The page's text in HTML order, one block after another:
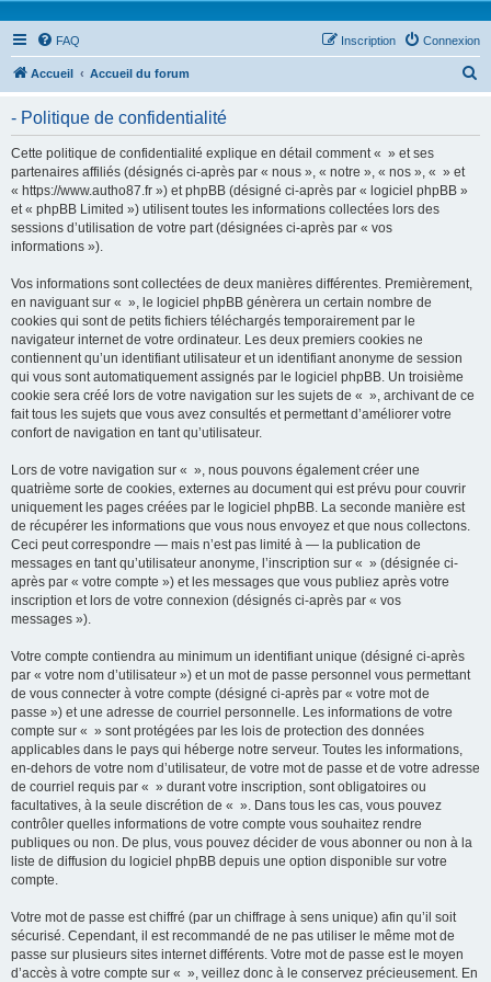
FAQ Connexion
Inscription
Accueil Accueil du forum
- Politique de confidentialité
Cette politique de confidentialité explique en détail comment « » et ses
partenaires affiliés (désignés ci-après par « nous », « notre », « nos », « » et
« https://www.autho87.fr ») et phpBB (désigné ci-après par « logiciel phpBB »
et « phpBB Limited ») utilisent toutes les informations collectées lors des
sessions d’utilisation de votre part (désignées ci-après par « vos
informations »).
Vos informations sont collectées de deux manières différentes. Premièrement,
en naviguant sur « », le logiciel phpBB génèrera un certain nombre de
cookies qui sont de petits fichiers téléchargés temporairement par le
navigateur internet de votre ordinateur. Les deux premiers cookies ne
contiennent qu’un identifiant utilisateur et un identifiant anonyme de session
qui vous sont automatiquement assignés par le logiciel phpBB. Un troisième
cookie sera créé lors de votre navigation sur les sujets de « », archivant de ce
fait tous les sujets que vous avez consultés et permettant d’améliorer votre
confort de navigation en tant qu’utilisateur.
Lors de votre navigation sur « », nous pouvons également créer une
quatrième sorte de cookies, externes au document qui est prévu pour couvrir
uniquement les pages créées par le logiciel phpBB. La seconde manière est
de récupérer les informations que vous nous envoyez et que nous collectons.
Ceci peut correspondre — mais n’est pas limité à — la publication de
messages en tant qu’utilisateur anonyme, l’inscription sur « » (désignée ci-
après par « votre compte ») et les messages que vous publiez après votre
inscription et lors de votre connexion (désignés ci-après par « vos
messages »).
Votre compte contiendra au minimum un identifiant unique (désigné ci-après
par « votre nom d’utilisateur ») et un mot de passe personnel vous permettant
de vous connecter à votre compte (désigné ci-après par « votre mot de
passe ») et une adresse de courriel personnelle. Les informations de votre
compte sur « » sont protégées par les lois de protection des données
applicables dans le pays qui héberge notre serveur. Toutes les informations,
en-dehors de votre nom d’utilisateur, de votre mot de passe et de votre adresse
de courriel requis par « » durant votre inscription, sont obligatoires ou
facultatives, à la seule discrétion de « ». Dans tous les cas, vous pouvez
contrôler quelles informations de votre compte vous souhaitez rendre
publiques ou non. De plus, vous pouvez décider de vous abonner ou non à la
liste de diffusion du logiciel phpBB depuis une option disponible sur votre
compte.
Votre mot de passe est chiffré (par un chiffrage à sens unique) afin qu’il soit
sécurisé. Cependant, il est recommandé de ne pas utiliser le même mot de
passe sur plusieurs sites internet différents. Votre mot de passe est le moyen
d’accès à votre compte sur « », veillez donc à le conservez précieusement. En